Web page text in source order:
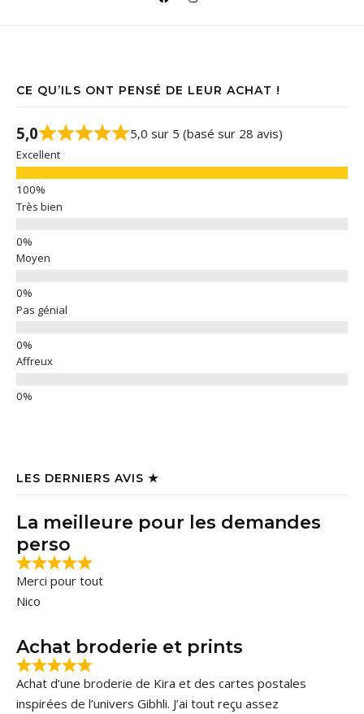
CE QU’ILS ONT PENSÉ DE LEUR ACHAT !
5,0 5,0 sur 5 (basé sur 28 avis)
Excellent
Très bien
Moyen
Pas génial
Affreux
LES DERNIERS AVIS ★
La meilleure pour les demandes
perso
Merci pour tout
Nico
Achat broderie et prints
Achat d’une broderie de Kira et des cartes postales
inspirées de l’univers Gibhli. J’ai tout reçu assez